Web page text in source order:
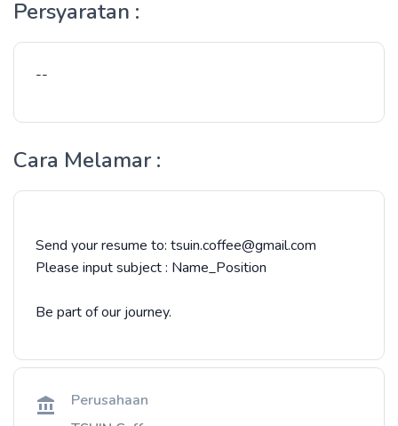
Persyaratan :
--
Cara Melamar :
Send your resume to: tsuin.coffee@gmail.com
Please input subject : Name_Position
Be part of our journey.
Perusahaan